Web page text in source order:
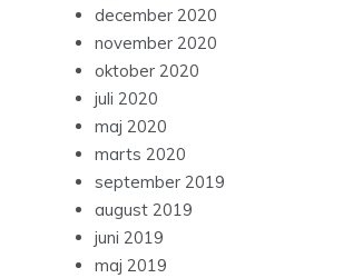
december 2020
november 2020
oktober 2020
juli 2020
maj 2020
marts 2020
september 2019
august 2019
juni 2019
maj 2019